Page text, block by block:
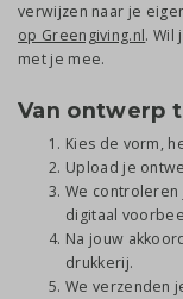
verwijzen naar je
op Greengiving.nl. Wil
met je mee.
Van ontwerp
Kies de vorm,
Upload je
We
digitaal
Na jouw
drukkerij.
We verzenden